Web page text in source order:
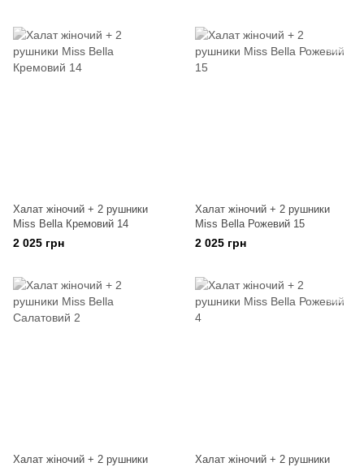
Халат жіночий + 2 рушники
Miss Bella Кремовий 14
2 025 грн
Халат жіночий + 2 рушники
Miss Bella Рожевий 15
2 025 грн
Халат жіночий + 2 рушники
Халат жіночий + 2 рушники